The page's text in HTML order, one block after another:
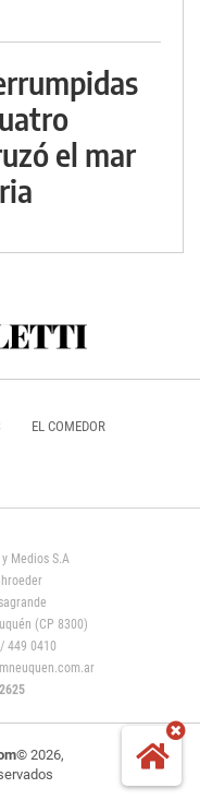
el mar
EL COMEDOR
Medios S.A
(CP 8300)
449 0410
© 2026,